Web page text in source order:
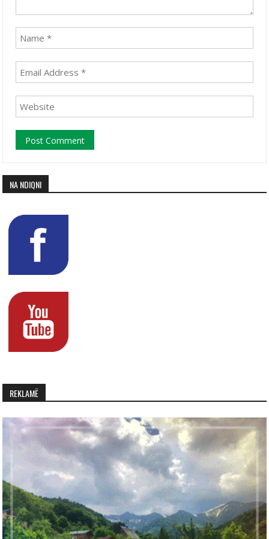
NA NDIQNI
REKLAMË